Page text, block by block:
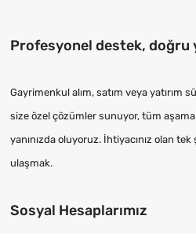
Profesyonel destek, doğru
Gayrimenkul alım, satım veya yatırım
size özel çözümler sunuyor, tüm
yanınızda oluyoruz. İhtiyacınız olan tek
ulaşmak.
Sosyal Hesaplarımız